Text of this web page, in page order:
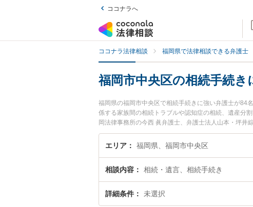
ココナラへ
ココナラ法律相談 福岡県で法律相談できる弁護士
福岡市中央区の相続手続き
福岡県の福岡市中央区で相続手続きに強い弁護士が84
係する家族間の相続トラブルや認知症の相続、遺産分
岡法律事務所の今西 眞弁護士、弁護士法人山本・坪
中央区で土日や夜間に発生した相続手続きのトラブル
続手続きを法律相談できる福岡市中央区内の弁護士に
エリア 福岡県、福岡市中央区
相談内容 相続・遺言、相続手続き
詳細条件 未選択